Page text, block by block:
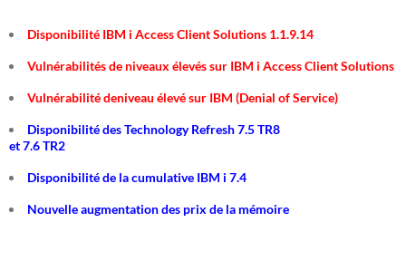
Disponibilité IBM i Access Client Solutions 1.1.9.14
Vulnérabilités de niveaux élevés sur IBM i Access Client Solutions
Vulnérabilité deniveau élevé sur IBM (Denial of Service)
Disponibilité des Technology Refresh 7.5 TR8
et 7.6 TR2
Disponibilité de la cumulative IBM i 7.4
Nouvelle augmentation des prix de la mémoire